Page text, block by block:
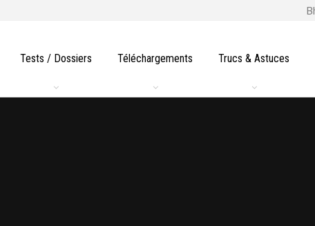
Tests / Dossiers Téléchargements Trucs & Astuces